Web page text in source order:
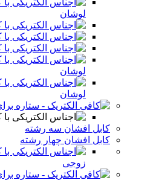
لوشان
لوشان
لوشان
کابل افشان سه رشته
کابل افشان چهار رشته
زوجی